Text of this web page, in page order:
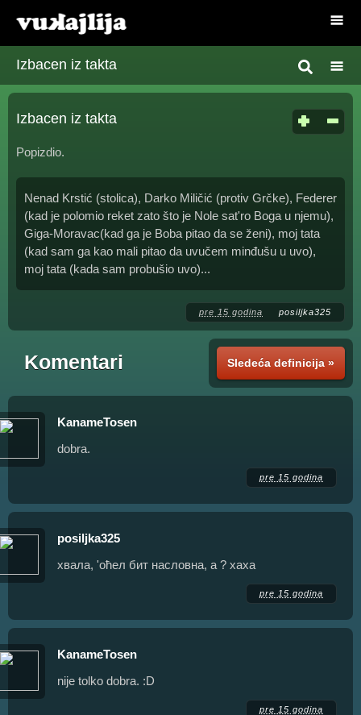
Izbacen iz takta
Izbacen iz takta
Popizdio.
Nenad Krstić (stolica), Darko Miličić (protiv Grčke), Federer
(kad je polomio reket zato što je Nole sat'ro Boga u njemu),
Giga-Moravac(kad ga je Boba pitao da se ženi), moj tata
(kad sam ga kao mali pitao da uvučem minđušu u uvo),
moj tata (kada sam probušio uvo)...
pre 15 godina posiljka325
Sledeća definicija »
Komentari
KanameTosen
dobra.
pre 15 godina
posiljka325
хвала, 'оћел бит насловна, а ? хаха
pre 15 godina
KanameTosen
nije tolko dobra. :D
pre 15 godina